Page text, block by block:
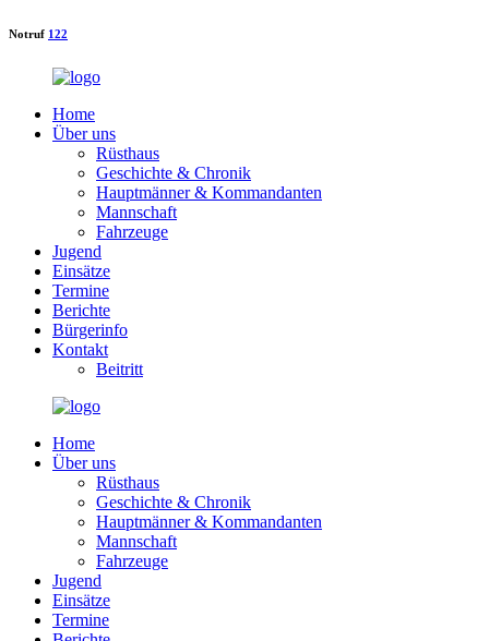
Notruf 122
Home
Über uns
Rüsthaus
Geschichte & Chronik
Hauptmänner & Kommandanten
Mannschaft
Fahrzeuge
Jugend
Einsätze
Termine
Berichte
Bürgerinfo
Kontakt
Beitritt
Home
Über uns
Rüsthaus
Geschichte & Chronik
Hauptmänner & Kommandanten
Mannschaft
Fahrzeuge
Jugend
Einsätze
Termine